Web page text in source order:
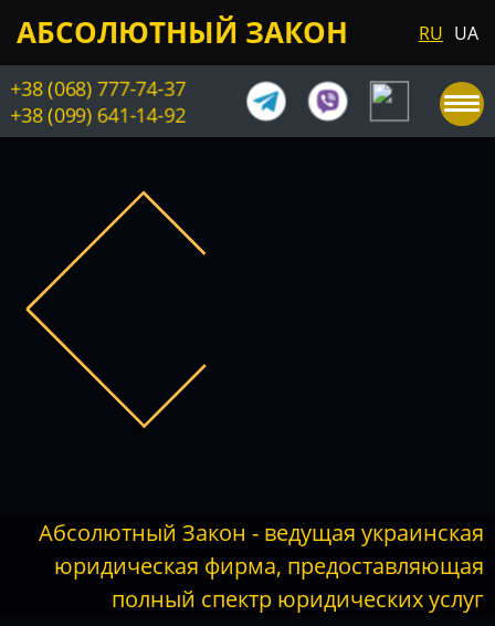
АБСОЛЮТНЫЙ ЗАКОН RU UA
+38 (068) 777-74-37
+38 (099) 641-14-92
Абсолютный Закон - ведущая украинская
юридическая фирма, предоставляющая
полный спектр юридических услуг